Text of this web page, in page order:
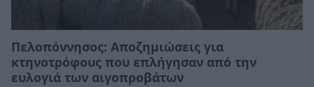
Πελοπόννησος: Αποζημιώσεις για
κτηνοτρόφους που επλήγησαν από την
ευλογιά των αιγοπροβάτων